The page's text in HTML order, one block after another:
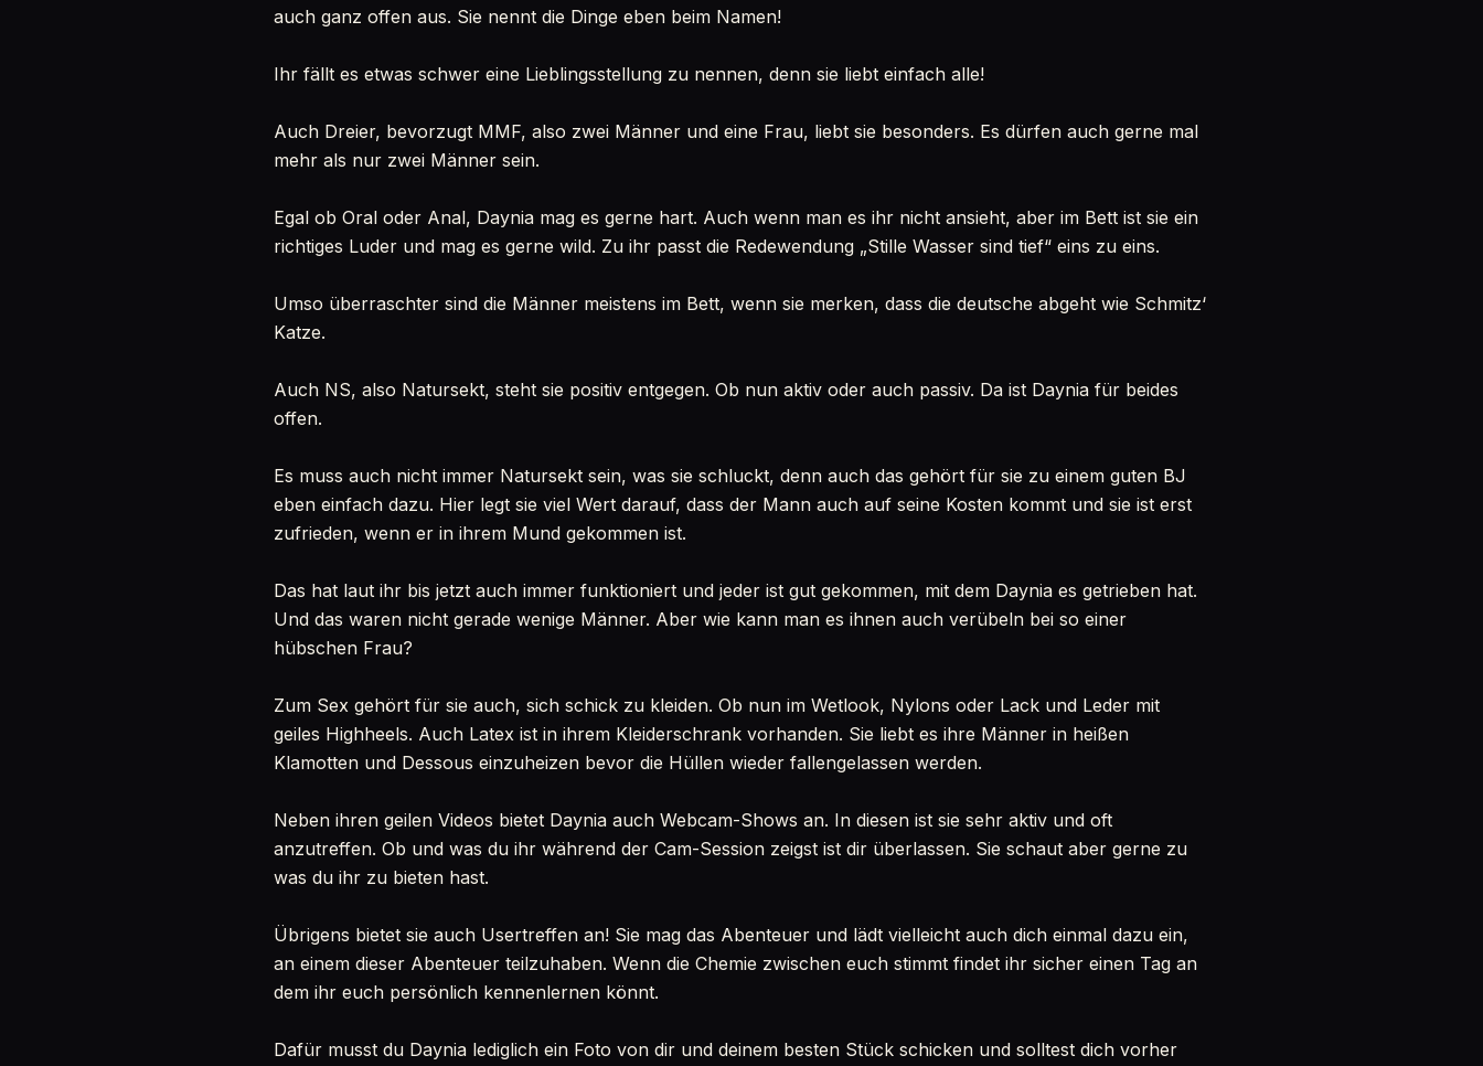
auch ganz offen aus. Sie nennt die Dinge eben beim Namen!
Ihr fällt es etwas schwer eine Lieblingsstellung zu nennen, denn sie liebt einfach alle!
Auch Dreier, bevorzugt MMF, also zwei Männer und eine Frau, liebt sie besonders. Es dürfen auch gerne mal
mehr als nur zwei Männer sein.
Egal ob Oral oder Anal, Daynia mag es gerne hart. Auch wenn man es ihr nicht ansieht, aber im Bett ist sie ein
richtiges Luder und mag es gerne wild. Zu ihr passt die Redewendung „Stille Wasser sind tief“ eins zu eins.
Umso überraschter sind die Männer meistens im Bett, wenn sie merken, dass die deutsche abgeht wie Schmitz‘
Katze.
Auch NS, also Natursekt, steht sie positiv entgegen. Ob nun aktiv oder auch passiv. Da ist Daynia für beides
offen.
Es muss auch nicht immer Natursekt sein, was sie schluckt, denn auch das gehört für sie zu einem guten BJ
eben einfach dazu. Hier legt sie viel Wert darauf, dass der Mann auch auf seine Kosten kommt und sie ist erst
zufrieden, wenn er in ihrem Mund gekommen ist.
Das hat laut ihr bis jetzt auch immer funktioniert und jeder ist gut gekommen, mit dem Daynia es getrieben hat.
Und das waren nicht gerade wenige Männer. Aber wie kann man es ihnen auch verübeln bei so einer
hübschen Frau?
Zum Sex gehört für sie auch, sich schick zu kleiden. Ob nun im Wetlook, Nylons oder Lack und Leder mit
geiles Highheels. Auch Latex ist in ihrem Kleiderschrank vorhanden. Sie liebt es ihre Männer in heißen
Klamotten und Dessous einzuheizen bevor die Hüllen wieder fallengelassen werden.
Neben ihren geilen Videos bietet Daynia auch Webcam-Shows an. In diesen ist sie sehr aktiv und oft
anzutreffen. Ob und was du ihr während der Cam-Session zeigst ist dir überlassen. Sie schaut aber gerne zu
was du ihr zu bieten hast.
Übrigens bietet sie auch Usertreffen an! Sie mag das Abenteuer und lädt vielleicht auch dich einmal dazu ein,
an einem dieser Abenteuer teilzuhaben. Wenn die Chemie zwischen euch stimmt findet ihr sicher einen Tag an
dem ihr euch persönlich kennenlernen könnt.
Dafür musst du Daynia lediglich ein Foto von dir und deinem besten Stück schicken und solltest dich vorher